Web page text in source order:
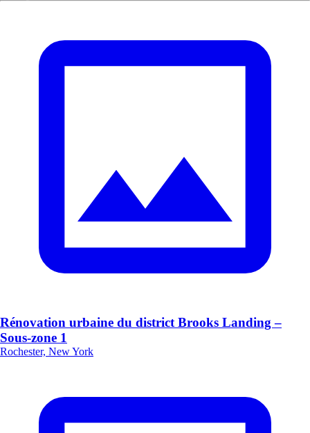
Rénovation urbaine du district Brooks Landing –
Sous-zone 1
Rochester, New York